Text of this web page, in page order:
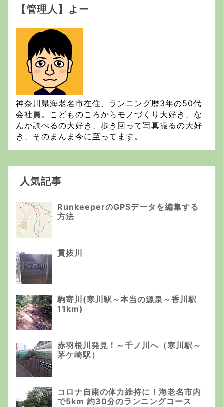
【管理人】よー
神奈川県海老名市在住、ランニング歴3年の50代
会社員。こどものころからモノづくり大好き、な
んか調べるの大好き、歩き回って写真撮るの大好
き、そのまんま今に至ってます。
人気記事
RunkeeperのGPSデータを編集する
方法
貫抜川
駒寄川(寒川駅～本当の源泉～香川駅
11km)
赤羽根川発見！～千ノ川へ（寒川駅～
茅ケ崎駅）
コロナ自粛の体力維持に！海老名市内
で5km 約30分のランニングコース